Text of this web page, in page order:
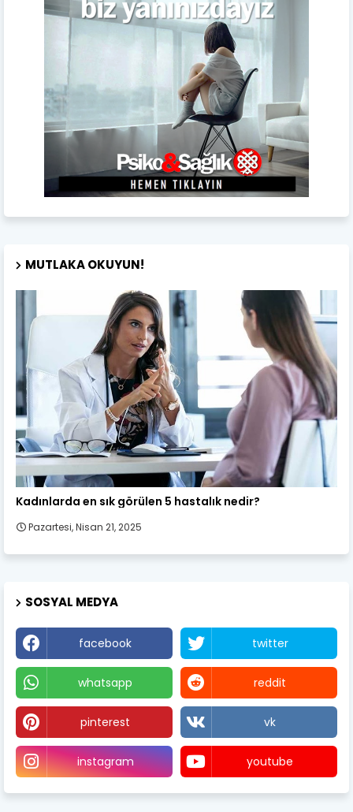
MUTLAKA OKUYUN!
Kadın Sağlığı
Kadınlarda en sık görülen 5 hastalık nedir?
Pazartesi, Nisan 21, 2025
SOSYAL MEDYA
facebook twitter
whatsapp reddit
pinterest vk
instagram youtube